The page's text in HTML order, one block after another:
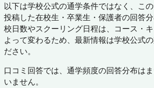
以下は学校公式の通学条件ではなく、こ
投稿した在校生・卒業生・保護者の回答
校日数やスクーリング日程は、コース・
よって変わるため、最新情報は学校公式
ださい。
口コミ回答では、通学頻度の回答分布は
いません。